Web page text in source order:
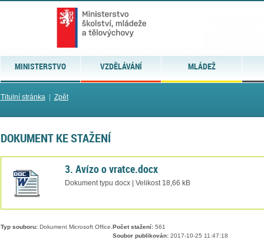
MINISTERSTVO VZDĚLÁVÁNÍ MLÁDEŽ
Titulní stránka| Zpět
DOKUMENT KE STAŽENÍ
3. Avízo o vratce.docx
Dokument typu docx | Velikost 18,66 kB
Typ souboru:Dokument Microsoft Office. Počet stažení:561
Soubor publikován:2017-10-25 11:47:18